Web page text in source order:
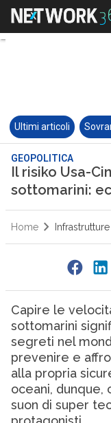
Ultimi articoli
GEOPOLITICA
Il risiko Usa-
sottomarini:
Home
Capire le
sottomarini
segreti nel
prevenire e
alla propria
oceani, dunque,
suon di super